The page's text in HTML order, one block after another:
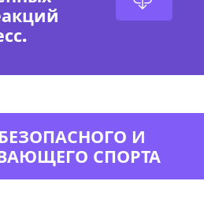
И
СПОРТА